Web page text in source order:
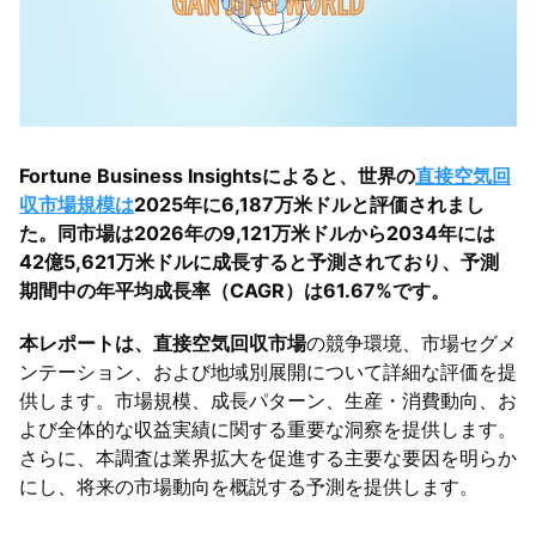
Fortune Business Insightsによると、世界の直接空気回
収市場規模は2025年に6,187万米ドルと評価されまし
た。同市場は2026年の9,121万米ドルから2034年には
42億5,621万米ドルに成長すると予測されており、予測
期間中の年平均成長率（CAGR）は61.67%です。
本レポートは、直接空気回収市場の競争環境、市場セグメ
ンテーション、および地域別展開について詳細な評価を提
供します。市場規模、成長パターン、生産・消費動向、お
よび全体的な収益実績に関する重要な洞察を提供します。
さらに、本調査は業界拡大を促進する主要な要因を明らか
にし、将来の市場動向を概説する予測を提供します。